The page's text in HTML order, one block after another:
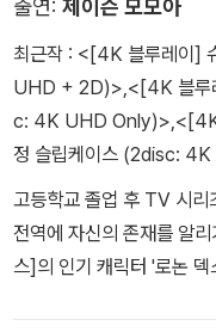
십분 발휘하며 큰 인기를
호흡을 맞춘 로맨틱 코미
으로 대중들의 사랑을 받
가르치는 음악 선생님 ‘듀
04 MTV영화제 코미디 연
친구이자 배우인 카일 가
동명의 TV시리즈와 영화
다. 또한, 애니메이션 <아
출연: 제이슨 모모아
최근작 : <[4K 블루레이]
UHD + 2D)> <[4K 블루
c: 4K UHD Only)>
정 슬립케이스 (2disc:
고등학교 졸업 후 TV 시
전역에 자신의 존재를 알
스]의 인기 캐릭터 '로논 덱